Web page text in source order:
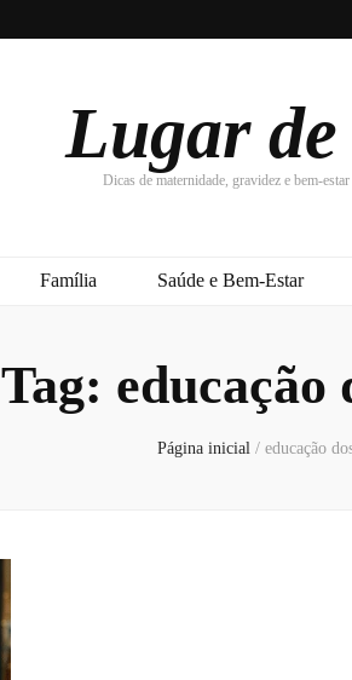
Lugar
Dicas de maternidade, gravidez e bem-
Família Saúde e Bem-Estar
Tag: educação
Página inicial / educação